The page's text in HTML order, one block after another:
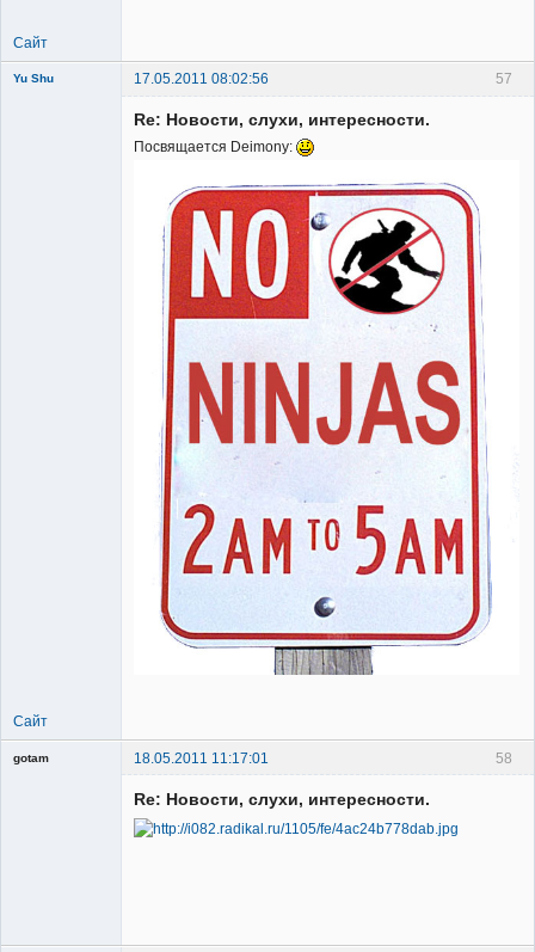
Сайт
57
Yu Shu 17.05.2011 08:02:56
Re: Новости, слухи, интересности.
Посвящается Deimonу:
Сайт
58
gotam
18.05.2011 11:17:01
Re: Новости, слухи, интересности.